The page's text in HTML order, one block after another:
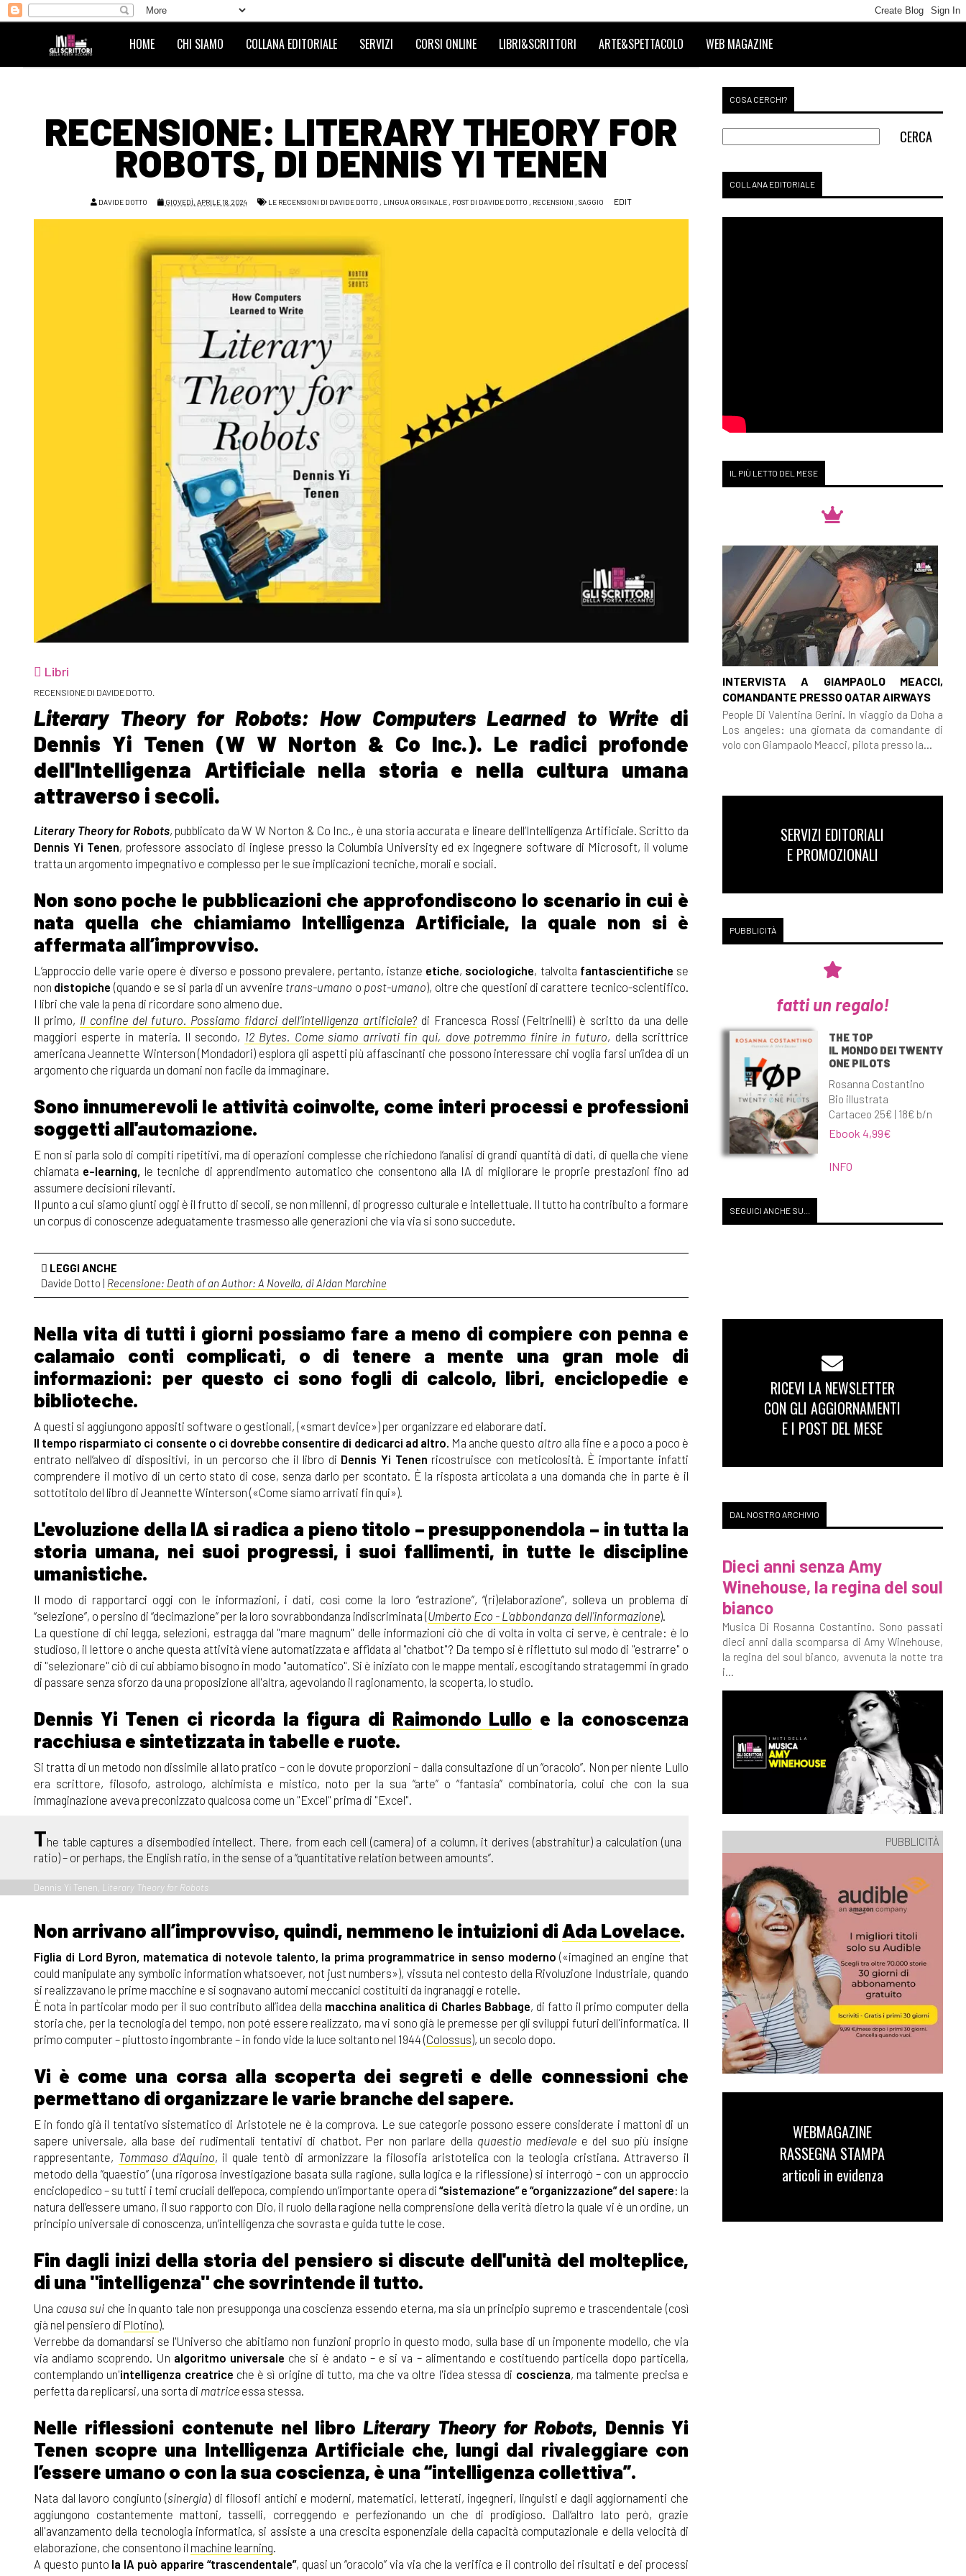
HOME CHI SIAMO COLLANA EDITORIALE SERVIZI CORSI ONLINE LIBRI&SCRITTORI ARTE&SPETTACOLO WEB MAGAZINE
RECENSIONE: LITERARY THEORY FOR
ROBOTS, DI DENNIS YI TENEN
DAVIDE DOTTO GIOVEDÌ, APRILE 18, 2024 LE RECENSIONI DI DAVIDE DOTTO , LINGUA ORIGINALE, POST DI DAVIDE DOTTO , RECENSIONI , SAGGIO EDIT
Libri
RECENSIONE DI DAVIDE DOTTO.
Literary Theory for Robots: How Computers Learned to Write di
Dennis Yi Tenen (W W Norton & Co Inc.). Le radici profonde
dell'Intelligenza Artificiale nella storia e nella cultura umana
attraverso i secoli.
Literary Theory for Robots, pubblicato da W W Norton & Co Inc., è una storia accurata e lineare dell’Intelligenza Artificiale. Scritto da
Dennis Yi Tenen, professore associato di inglese presso la Columbia University ed ex ingegnere software di Microsoft, il volume
tratta un argomento impegnativo e complesso per le sue implicazioni tecniche, morali e sociali.
Non sono poche le pubblicazioni che approfondiscono lo scenario in cui è
nata quella che chiamiamo Intelligenza Artificiale, la quale non si è
affermata all’improvviso.
L’approccio delle varie opere è diverso e possono prevalere, pertanto, istanze etiche, sociologiche, talvolta fantascientifiche se
non distopiche (quando e se si parla di un avvenire trans-umano o post-umano), oltre che questioni di carattere tecnico-scientifico.
I libri che vale la pena di ricordare sono almeno due.
Il primo, Il confine del futuro. Possiamo fidarci dell’intelligenza artificiale?di Francesca Rossi (Feltrinelli) è scritto da una delle
maggiori esperte in materia. Il secondo, 12 Bytes. Come siamo arrivati fin qui, dove potremmo finire in futuro, della scrittrice
americana Jeannette Winterson (Mondadori) esplora gli aspetti più affascinanti che possono interessare chi voglia farsi un’idea di un
argomento che riguarda un domani non facile da immaginare.
Sono innumerevoli le attività coinvolte, come interi processi e professioni
soggetti all'automazione.
E non si parla solo di compiti ripetitivi, ma di operazioni complesse che richiedono l’analisi di grandi quantità di dati, di quella che viene
chiamata e-learning, le tecniche di apprendimento automatico che consentono alla IA di migliorare le proprie prestazioni fino ad
assumere decisioni rilevanti.
Il punto a cui siamo giunti oggi è il frutto di secoli, se non millenni, di progresso culturale e intellettuale. Il tutto ha contribuito a formare
un corpus di conoscenze adeguatamente trasmesso alle generazioni che via via si sono succedute.
LEGGI ANCHE
Davide Dotto | Recensione: Death of an Author: A Novella, di Aidan Marchine
Nella vita di tutti i giorni possiamo fare a meno di compiere con penna e
calamaio conti complicati, o di tenere a mente una gran mole di
informazioni: per questo ci sono fogli di calcolo, libri, enciclopedie e
biblioteche.
A questi si aggiungono appositi software o gestionali, («smart device») per organizzare ed elaborare dati.
Il tempo risparmiato ci consente o ci dovrebbe consentire di dedicarci ad altro. Ma anche questo altro alla fine e a poco a poco è
entrato nell’alveo di dispositivi, in un percorso che il libro di Dennis Yi Tenen ricostruisce con meticolosità. È importante infatti
comprendere il motivo di un certo stato di cose, senza darlo per scontato. È la risposta articolata a una domanda che in parte è il
sottotitolo del libro di Jeannette Winterson («Come siamo arrivati fin qui»).
L'evoluzione della IA si radica a pieno titolo – presupponendola – in tutta la
storia umana, nei suoi progressi, i suoi fallimenti, in tutte le discipline
umanistiche.
Il modo di rapportarci oggi con le informazioni, i dati, così come la loro “estrazione”, “(ri)elaborazione”, solleva un problema di
“selezione”, o persino di “decimazione” per la loro sovrabbondanza indiscriminata (Umberto Eco - L'abbondanza dell'informazione).
La questione di chi legga, selezioni, estragga dal "mare magnum" delle informazioni ciò che di volta in volta ci serve, è centrale: è lo
studioso, il lettore o anche questa attività viene automatizzata e affidata al "chatbot"? Da tempo si è riflettuto sul modo di "estrarre" o
di "selezionare" ciò di cui abbiamo bisogno in modo "automatico". Si è iniziato con le mappe mentali, escogitando stratagemmi in grado
di passare senza sforzo da una proposizione all'altra, agevolando il ragionamento, la scoperta, lo studio.
Dennis Yi Tenen ci ricorda la figura di Raimondo Lullo e la conoscenza
racchiusa e sintetizzata in tabelle e ruote.
Si tratta di un metodo non dissimile al lato pratico – con le dovute proporzioni – dalla consultazione di un “oracolo”. Non per niente Lullo
era scrittore, filosofo, astrologo, alchimista e mistico, noto per la sua “arte” o “fantasia” combinatoria, colui che con la sua
immaginazione aveva preconizzato qualcosa come un "Excel" prima di "Excel".
The table captures a disembodied intellect. There, from each cell (camera) of a column, it derives (abstrahitur) a calculation (una
ratio) – or perhaps, the English ratio, in the sense of a “quantitative relation between amounts”.
Dennis Yi Tenen, Literary Theory for Robots
Non arrivano all’improvviso, quindi, nemmeno le intuizioni diAda Lovelace.
Figlia di Lord Byron, matematica di notevole talento, la prima programmatrice in senso moderno («imagined an engine that
could manipulate any symbolic information whatsoever, not just numbers»), vissuta nel contesto della Rivoluzione Industriale, quando
si realizzavano le prime macchine e si sognavano automi meccanici costituiti da ingranaggi e rotelle.
È nota in particolar modo per il suo contributo all’idea della macchina analitica di Charles Babbage, di fatto il primo computer della
storia che, per la tecnologia del tempo, non poté essere realizzato, ma vi sono già le premesse per gli sviluppi futuri dell'informatica. Il
primo computer – piuttosto ingombrante – in fondo vide la luce soltanto nel 1944 (Colossus), un secolo dopo.
Vi è come una corsa alla scoperta dei segreti e delle connessioni che
permettano di organizzare le varie branche del sapere.
E in fondo già il tentativo sistematico di Aristotele ne è la comprova. Le sue categorie possono essere considerate i mattoni di un
sapere universale, alla base dei rudimentali tentativi di chatbot. Per non parlare della quaestio medievale e del suo più insigne
rappresentante, Tommaso d'Aquino, il quale tentò di armonizzare la filosofia aristotelica con la teologia cristiana. Attraverso il
metodo della “quaestio” (una rigorosa investigazione basata sulla ragione, sulla logica e la riflessione) si interrogò – con un approccio
enciclopedico – su tutti i temi cruciali dell’epoca, compiendo un’importante opera di “sistemazione” e “organizzazione” del sapere: la
natura dell’essere umano, il suo rapporto con Dio, il ruolo della ragione nella comprensione della verità dietro la quale vi è un ordine, un
principio universale di conoscenza, un’intelligenza che sovrasta e guida tutte le cose.
Fin dagli inizi della storia del pensiero si discute dell'unità del molteplice,
di una "intelligenza" che sovrintende il tutto.
Una causa sui che in quanto tale non presupponga una coscienza essendo eterna, ma sia un principio supremo e trascendentale (così
già nel pensiero di Plotino).
Verrebbe da domandarsi se l'Universo che abitiamo non funzioni proprio in questo modo, sulla base di un imponente modello, che via
via andiamo scoprendo. Un algoritmo universale che si è andato – e si va – alimentando e costituendo particella dopo particella,
contemplando un'intelligenza creatrice che è sì origine di tutto, ma che va oltre l'idea stessa di coscienza, ma talmente precisa e
perfetta da replicarsi, una sorta di matrice essa stessa.
Nelle riflessioni contenute nel libroLiterary Theory for Robots, Dennis Yi
Tenen scopre una Intelligenza Artificiale che, lungi dal rivaleggiare con
l’essere umano o con la sua coscienza, è una “intelligenza collettiva”.
Nata dal lavoro congiunto (sinergia) di filosofi antichi e moderni, matematici, letterati, ingegneri, linguisti e dagli aggiornamenti che
aggiungono costantemente mattoni, tasselli, correggendo e perfezionando un che di prodigioso. Dall’altro lato però, grazie
all'avanzamento della tecnologia informatica, si assiste a una crescita esponenziale della capacità computazionale e della velocità di
elaborazione, che consentono il machine learning.
A questo punto la IA può apparire “trascendentale”, quasi un “oracolo” via via che la verifica e il controllo dei risultati e dei processi
COSA CERCHI?
COLLANA EDITORIALE
IL PIÙ LETTO DEL MESE
INTERVISTA A GIAMPAOLO MEACCI,
COMANDANTE PRESSO QATAR AIRWAYS
People Di Valentina Gerini. In viaggio da Doha a
Los angeles: una giornata da comandante di
volo con Giampaolo Meacci, pilota presso la...
SERVIZI EDITORIALI
E PROMOZIONALI
PUBBLICITÀ
fatti un regalo!
THE TOP
IL MONDO DEI TWENTY
ONE PILOTS
Rosanna Costantino
Bio illustrata
Cartaceo 25€ | 18€ b/n
Ebook 4,99€
INFO
SEGUICI ANCHE SU...
RICEVI LA NEWSLETTER
CON GLI AGGIORNAMENTI
E I POST DEL MESE
DAL NOSTRO ARCHIVIO
Dieci anni senza Amy
Winehouse, la regina del soul
bianco
Musica Di Rosanna Costantino. Sono passati
dieci anni dalla scomparsa di Amy Winehouse,
la regina del soul bianco, avvenuta la notte tra
i...
PUBBLICITÀ
WEBMAGAZINE
RASSEGNA STAMPA
articoli in evidenza